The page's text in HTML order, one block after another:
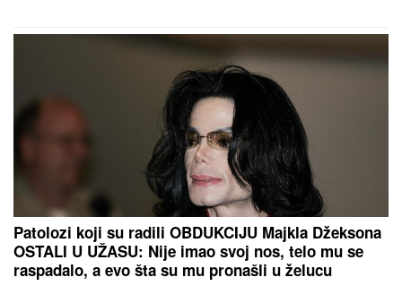
"DA TI UNIŠTIM I OVAJ BRAK, PA TE OTERAM U
DOM ZA MAJKE SA DECOM KOJE NEMAJU ZA
ŽIVOT" Ujeku pretnji ženi Slobe Radanovića, Ana